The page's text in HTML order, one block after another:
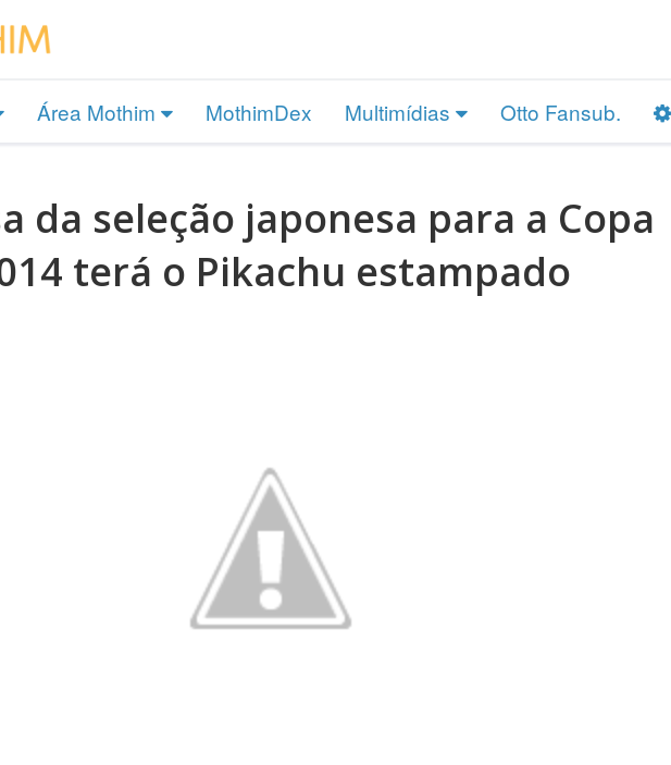
Área Mothim MothimDex Multimídias Otto Fansub.
da seleção japonesa para a Copa
terá o Pikachu estampado